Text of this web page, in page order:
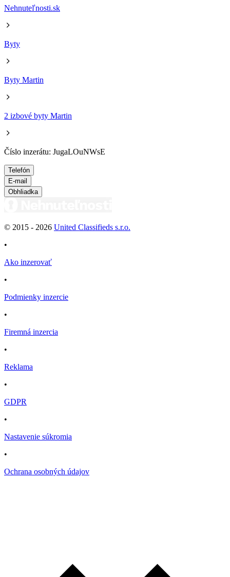
Nehnuteľnosti.sk
Byty
Byty Martin
2 izbové byty Martin
Číslo inzerátu: JugaLOuNWsE
Telefón
E-mail
Obhliadka
© 2015 - 2026 United Classifieds s.r.o.
•
Ako inzerovať
•
Podmienky inzercie
•
Firemná inzercia
•
Reklama
•
GDPR
•
Nastavenie súkromia
•
Ochrana osobných údajov